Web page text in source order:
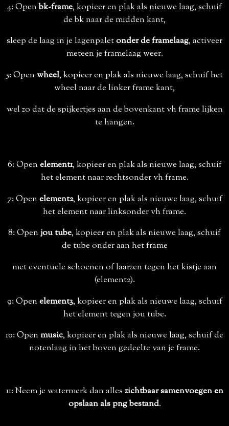
4: Openbk-frame, kopieer en plak als nieuwe laag, schuif
de bk naar de midden kant,
sleep de laag in je lagenpaletonder de framelaag, activeer
meteen je framelaag weer.
5: Openwheel, kopieer en plak als nieuwe laag, schuif het
wheel naar de linker frame kant,
wel zo dat de spijkertjes aan de bovenkant vh frame lijken
te hangen.
6: Openelement1, kopieer en plak als nieuwe laag, schuif
het element naar rechtsonder vh frame.
7: Openelement2, kopieer en plak als nieuwe laag, schuif
het element naar linksonder vh frame.
8: Openjou tube, kopieer en plak als nieuwe laag, schuif
de tube onder aan het frame
met eventuele schoenen of laarzen tegen het kistje aan
(element2).
9: Openelement3, kopieer en plak als nieuwe laag, schuif
het element tegen jou tube.
10: Openmusic, kopieer en plak als nieuwe laag, schuif de
notenlaag in het boven gedeelte van je frame.
11: Neem je watermerk dan alles zichtbaar samenvoegen en
opslaan als png bestand.